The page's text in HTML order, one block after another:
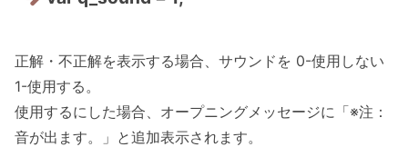
正解・不正解を表示する場合、サウンドを 0-使用しない
1-使用する。
使用するにした場合、オープニングメッセージに「※注：
音が出ます。」と追加表示されます。